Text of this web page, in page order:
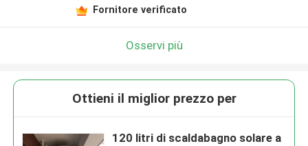
Fornitore verificato
Osservi più
Ottieni il miglior prezzo per
120 litri di scaldabagno solare a